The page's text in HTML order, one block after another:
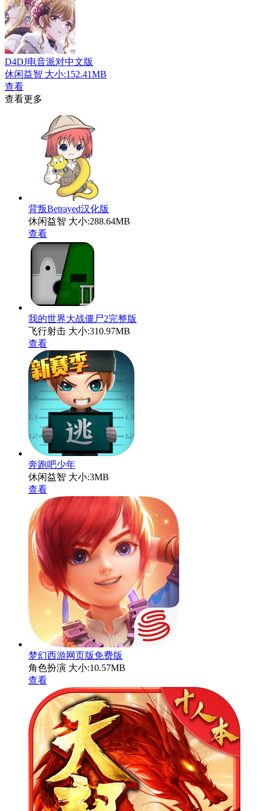
D4DJ电音派对中文版
休闲益智 大小:152.41MB
查看
查看更多
背叛Betrayed汉化版
休闲益智 大小:288.64MB
查看
我的世界大战僵尸2完整版
飞行射击 大小:310.97MB
查看
奔跑吧少年
休闲益智 大小:3MB
查看
梦幻西游网页版免费版
角色扮演 大小:10.57MB
查看